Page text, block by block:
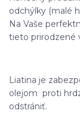
odchýlky (malé
Na Vaše
tieto prirodzené
Liatina je
olejom proti
odstrániť.